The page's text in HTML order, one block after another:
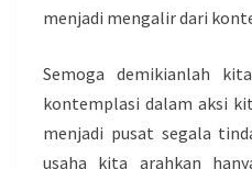
menjadi mengalir dari
Semoga demikianlah
kontemplasi dalam aksi
menjadi pusat segala
usaha kita arahkan